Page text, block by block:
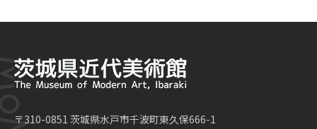
〒310-0851 茨城県水戸市千波町東久保666-1